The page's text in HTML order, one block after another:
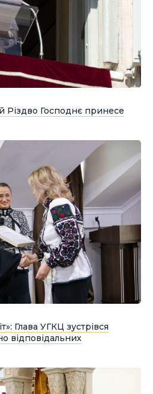
Різдво Господнє принесе
Глава УГКЦ зустрівся
відповідальних